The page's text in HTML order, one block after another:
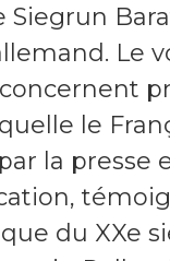
Siegrun
Le
le
la
du XXe